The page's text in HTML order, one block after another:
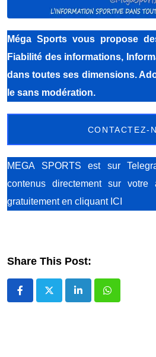
Méga Sports vous propose
Fiabilité des informations,
dans toutes ses dimensions.
le sans modération.
CONTACTEZ-
MEGA SPORTS est sur
contenus directement sur votre
gratuitementen cliquant ICI
Share This Post:
LinkedIn Whatsapp